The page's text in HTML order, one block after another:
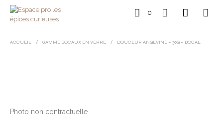
0
ACCUEIL / GAMME BOCAUX EN VERRE / DOUCEUR ANGEVINE – 30G – BOCAL
Photo non contractuelle